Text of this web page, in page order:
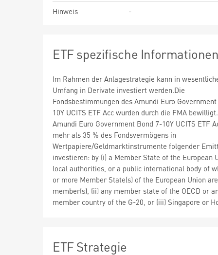
Hinweis
-
ETF spezifische
Im Rahmen der Anlagestrategie kann in
Umfang in Derivate investiert werden.Die
Fondsbestimmungen des Amundi Euro
10Y UCITS ETF Acc wurden durch die FMA
Amundi Euro Government Bond 7-10Y UCITS ETF
mehr als 35 % des Fondsvermögens in
Wertpapiere/Geldmarktinstrumente folgender
investieren: by (i) a Member State of the European
local authorities, or a public international body of
or more Member State(s) of the European Union are
member(s), (ii) any member state of the OECD or
member country of the G-20, or (iii) Singapore or
ETF Strategie